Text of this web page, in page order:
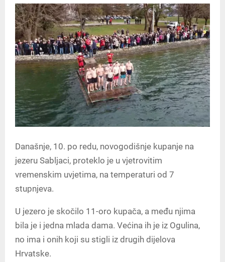
Današnje, 10. po redu, novogodišnje kupanje na
jezeru Sabljaci, proteklo je u vjetrovitim
vremenskim uvjetima, na temperaturi od 7
stupnjeva.
U jezero je skočilo 11-oro kupača, a među njima
bila je i jedna mlada dama. Većina ih je iz Ogulina,
no ima i onih koji su stigli iz drugih dijelova
Hrvatske.